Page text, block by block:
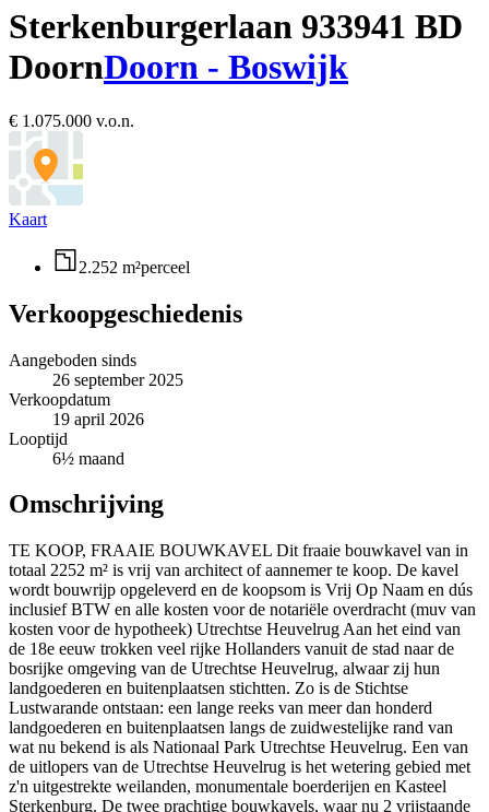
Sterkenburgerlaan 933941 BD
DoornDoorn - Boswijk
€ 1.075.000 v.o.n.
Kaart
2.252 m²perceel
Verkoopgeschiedenis
Aangeboden sinds
26 september 2025
Verkoopdatum
19 april 2026
Looptijd
6½ maand
Omschrijving
TE KOOP, FRAAIE BOUWKAVEL Dit fraaie bouwkavel van in
totaal 2252 m² is vrij van architect of aannemer te koop. De kavel
wordt bouwrijp opgeleverd en de koopsom is Vrij Op Naam en dús
inclusief BTW en alle kosten voor de notariële overdracht (muv van
kosten voor de hypotheek) Utrechtse Heuvelrug Aan het eind van
de 18e eeuw trokken veel rijke Hollanders vanuit de stad naar de
bosrijke omgeving van de Utrechtse Heuvelrug, alwaar zij hun
landgoederen en buitenplaatsen stichtten. Zo is de Stichtse
Lustwarande ontstaan: een lange reeks van meer dan honderd
landgoederen en buitenplaatsen langs de zuidwestelijke rand van
wat nu bekend is als Nationaal Park Utrechtse Heuvelrug. Een van
de uitlopers van de Utrechtse Heuvelrug is het wetering gebied met
z'n uitgestrekte weilanden, monumentale boerderijen en Kasteel
Sterkenburg. De twee prachtige bouwkavels, waar nu 2 vrijstaande